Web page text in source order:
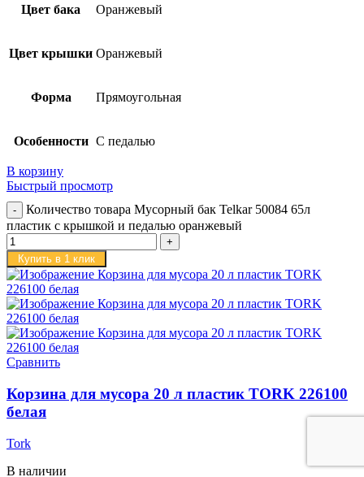
Цвет бака Оранжевый
Цвет крышки Оранжевый
Форма Прямоугольная
Особенности С педалью
В корзину
Быстрый просмотр
Количество товара Мусорный бак Telkar 50084 65л
пластик с крышкой и педалью оранжевый
Купить в 1 клик
Сравнить
Корзина для мусора 20 л пластик TORK 226100
белая
Tork
В наличии